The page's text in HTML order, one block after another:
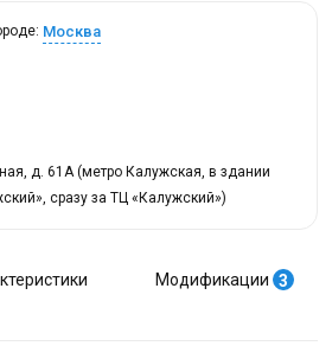
Москва
д. 61А (метро Калужская, в здании
сразу за ТЦ «Калужский»)
Модификации 3